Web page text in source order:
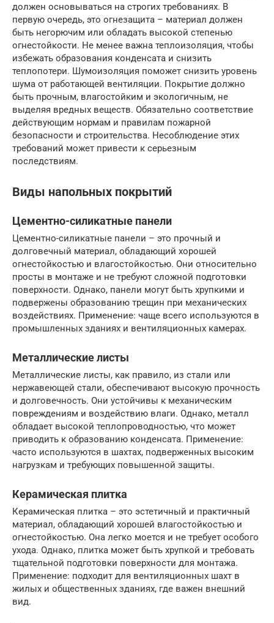
должен основываться на строгих требованиях. В
первую очередь, это огнезащита – материал должен
быть негорючим или обладать высокой степенью
огнестойкости. Не менее важна теплоизоляция, чтобы
избежать образования конденсата и снизить
теплопотери. Шумоизоляция поможет снизить уровень
шума от работающей вентиляции. Покрытие должно
быть прочным, влагостойким и экологичным, не
выделяя вредных веществ. Обязательно соответствие
действующим нормам и правилам пожарной
безопасности и строительства. Несоблюдение этих
требований может привести к серьезным
последствиям.
Виды напольных покрытий
Цементно-силикатные панели
Цементно-силикатные панели – это прочный и
долговечный материал, обладающий хорошей
огнестойкостью и влагостойкостью. Они относительно
просты в монтаже и не требуют сложной подготовки
поверхности. Однако, панели могут быть хрупкими и
подвержены образованию трещин при механических
воздействиях. Применение: чаще всего используются в
промышленных зданиях и вентиляционных камерах.
Металлические листы
Металлические листы, как правило, из стали или
нержавеющей стали, обеспечивают высокую прочность
и долговечность. Они устойчивы к механическим
повреждениям и воздействию влаги. Однако, металл
обладает высокой теплопроводностью, что может
приводить к образованию конденсата. Применение:
часто используются в шахтах, подверженных высоким
нагрузкам и требующих повышенной защиты.
Керамическая плитка
Керамическая плитка – это эстетичный и практичный
материал, обладающий хорошей влагостойкостью и
огнестойкостью. Она легко моется и не требует особого
ухода. Однако, плитка может быть хрупкой и требовать
тщательной подготовки поверхности для монтажа.
Применение: подходит для вентиляционных шахт в
жилых и общественных зданиях, где важен внешний
вид.